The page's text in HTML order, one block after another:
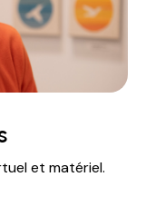
et matériel.